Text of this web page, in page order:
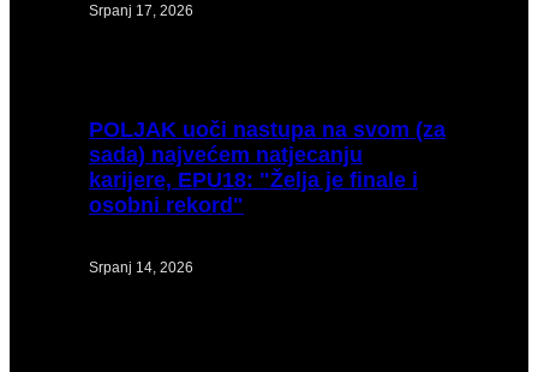
Srpanj 17, 2026
POLJAK uoči nastupa na svom (za
sada) najvećem natjecanju
karijere, EPU18: "Želja je finale i
osobni rekord"
Srpanj 14, 2026